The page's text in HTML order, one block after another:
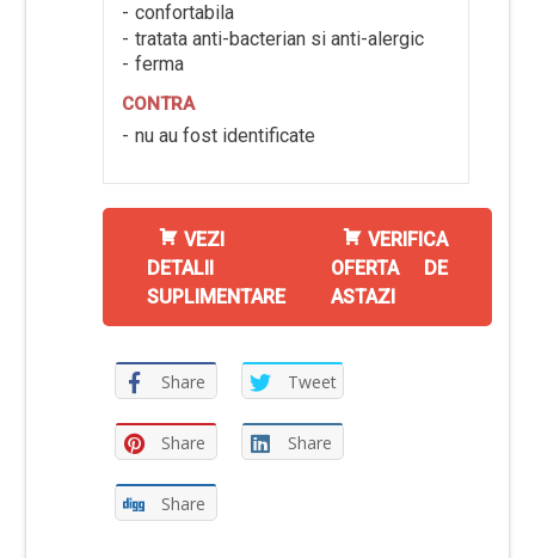
confortabila
tratata anti-bacterian si anti-alergic
ferma
CONTRA
nu au fost identificate
VEZI
DETALII
SUPLIMENTARE
VERIFICA
OFERTA DE
ASTAZI
Share Tweet
Share Share
Share